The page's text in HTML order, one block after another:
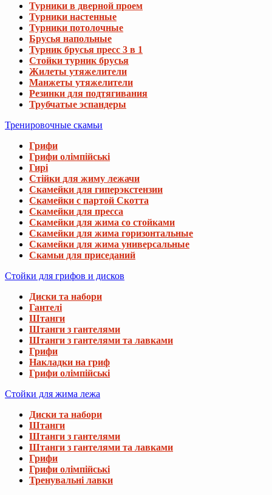
Турники в дверной проем
Турники настенные
Турники потолочные
Брусья напольные
Турник брусья пресс 3 в 1
Стойки турник брусья
Жилеты утяжелители
Манжеты утяжелители
Резинки для подтягивания
Трубчатые эспандеры
Тренировочные скамьи
Грифи
Грифи олімпійські
Гирі
Стійки для жиму лежачи
Скамейки для гиперэкстензии
Скамейки с партой Скотта
Скамейки для пресса
Скамейки для жима со стойками
Скамейки для жима горизонтальные
Скамейки для жима универсальные
Скамьи для приседаний
Стойки для грифов и дисков
Диски та набори
Гантелі
Штанги
Штанги з гантелями
Штанги з гантелями та лавками
Грифи
Накладки на гриф
Грифи олімпійські
Стойки для жима лежа
Диски та набори
Штанги
Штанги з гантелями
Штанги з гантелями та лавками
Грифи
Грифи олімпійські
Тренувальні лавки